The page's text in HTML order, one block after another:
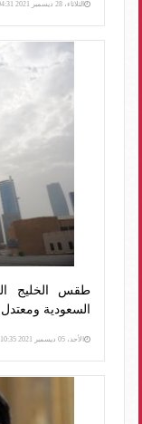
الثلاثاء، 28 ديسمبر 2021 04:31 م
طقس الخليج
السعودية
الأحد، 05 ديسمبر 2021 10:35 ص